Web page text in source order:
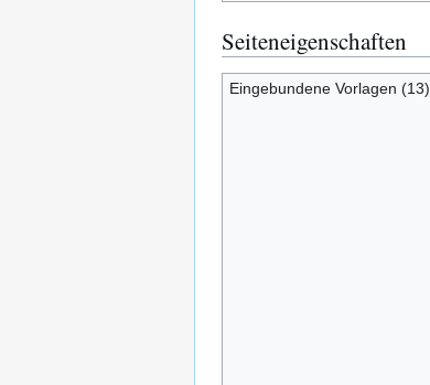
Seiteneigenschaften
Eingebundene Vorlagen (13)